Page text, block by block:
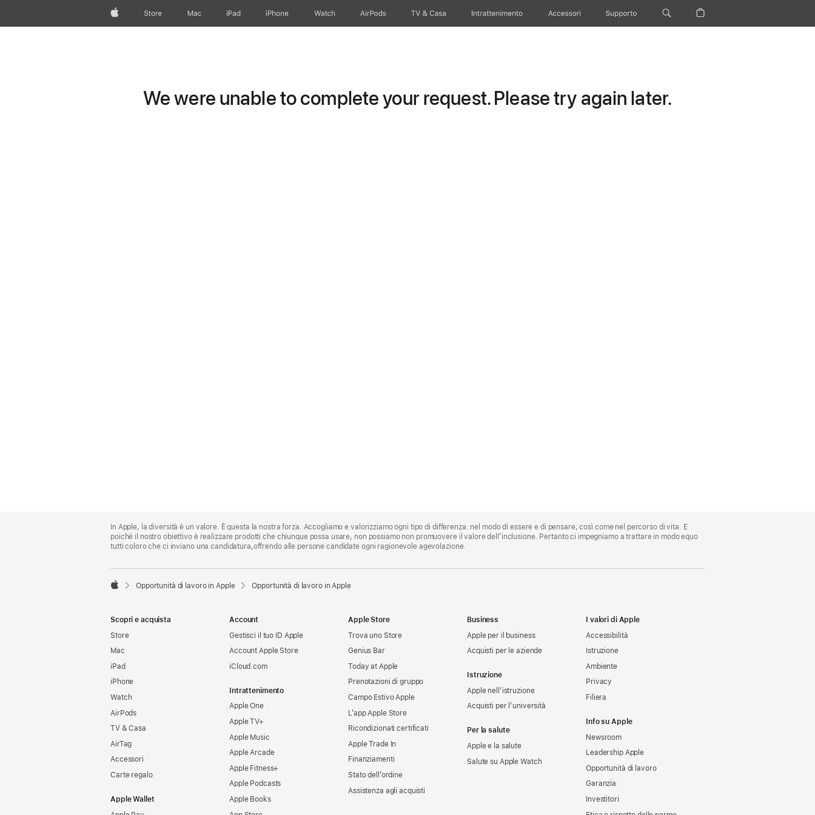
AppleStore Mac iPad iPhone Watch AirPods TV & Casa Intrattenimento Accessori Supporto
We were unable to complete your request. Please try again later.
Footer
In Apple, la diversità è un valore. È questa la nostra forza. Accogliamo e valorizziamo ogni tipo di differenza: nel modo di essere e di pensare, così come nel percorso di vita. E
poiché il nostro obiettivo è realizzare prodotti che chiunque possa usare, non possiamo non promuovere il valore dell’inclusione. Pertanto ci impegniamo a trattare in modo equo
tutti coloro che ci inviano una candidatura,offrendo alle persone candidate ogni ragionevole agevolazione.

Opportunità di lavoro in Apple Opportunità di lavoro in Apple
Scopri e acquista
Store
Mac
iPad
iPhone
Watch
AirPods
TV & Casa
AirTag
Accessori
Carte regalo
Apple Wallet
Account
Gestisci il tuo ID Apple
Account Apple Store
iCloud.com
Intrattenimento
Apple One
Apple TV+
Apple Music
Apple Arcade
Apple Fitness+
Apple Podcasts
Apple Books
Apple Store
Trova uno Store
Genius Bar
Today at Apple
Prenotazioni di gruppo
Campo Estivo Apple
L’app Apple Store
Ricondizionati certificati
Apple Trade In
Finanziamenti
Stato dell’ordine
Assistenza agli acquisti
Business
Apple per il business
Acquisti per le aziende
Istruzione
Apple nell’istruzione
Acquisti per l’università
Per la salute
Apple e la salute
Salute su Apple Watch
I valori di Apple
Accessibilità
Istruzione
Ambiente
Privacy
Filiera
Info su Apple
Newsroom
Leadership Apple
Opportunità di lavoro
Garanzia
Investitori